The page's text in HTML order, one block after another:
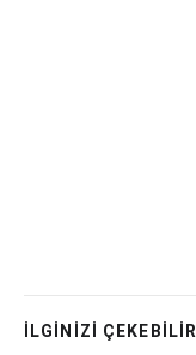
İLGİNİZİ ÇEKEBİLİR